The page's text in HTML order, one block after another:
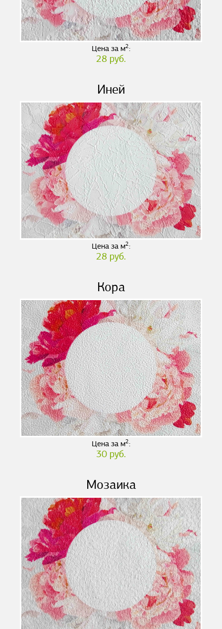
Цена за м2:
28 руб.
Иней
Цена за м2:
28 руб.
Кора
Цена за м2:
30 руб.
Мозаика